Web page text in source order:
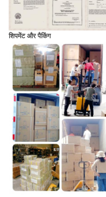
शिपमेंट और पैकिंग